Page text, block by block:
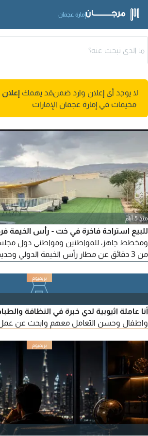
إمارة عجمان
لا يوجد أي إعلان وارد ضمنقد يهمك
مخيمات في إمارة عجمان الإمارات
منذ 5 أيام
للبيع استراحة فاخرة في خت - رأس الخيمة
ومخطط جاهز، للمواطنين ومواطني دول
من 3 دقائق عن مطار رأس الخيمة الدولي
غرفة خادمة، مطبخ مجهز، مسبح خاص مع
خارجية، منطقة شواء وألعاب اطفال. مفروشة
أنا عاملة اثيوبية لدي خبرة في النظافة
واطفال وحسن التعامل معهم وابحث عن عمل